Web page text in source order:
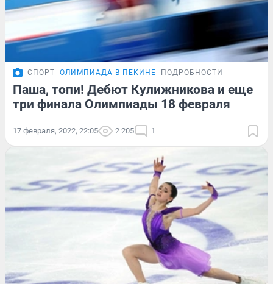
СПОРТ ОЛИМПИАДА В ПЕКИНЕ ПОДРОБНОСТИ
Паша, топи! Дебют Кулижникова и еще
три финала Олимпиады 18 февраля
17 февраля, 2022, 22:05 2 205 1